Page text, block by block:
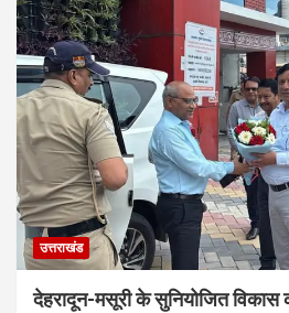
उत्तराखंड
देहरादून-मसूरी के सुनियोजित विकास